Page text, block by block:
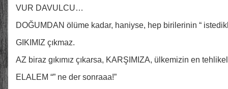
VUR DAVULCU…
DOĞUMDAN ölüme kadar, haniyse, hep birilerinin “
GIKIMIZ çıkmaz.
AZ biraz gıkımız çıkarsa, KARŞIMIZA, ülkemizin en
ELALEM “” ne der sonraaa!”